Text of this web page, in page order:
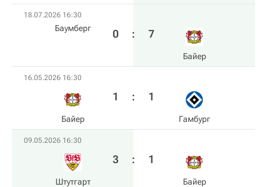
18.07.2026 16:30
Баумберг 0 : 7
Байер
16.05.2026 16:30
Байер
1 : 1
Гамбург
09.05.2026 16:30
Штутгарт
3 : 1
Байер